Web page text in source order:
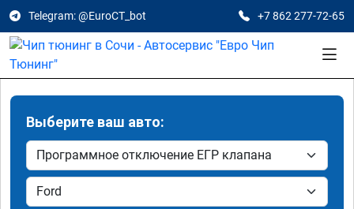
Telegram: @EuroCT_bot +7 862 277-72-65
Выберите ваш авто: